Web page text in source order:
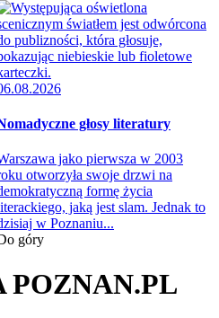
głosy literatury
jako pierwsza w 2003
otworzyła swoje drzwi na
formę życia
jaką jest slam. Jednak to
w Poznaniu...
góry
POZNAN.PL